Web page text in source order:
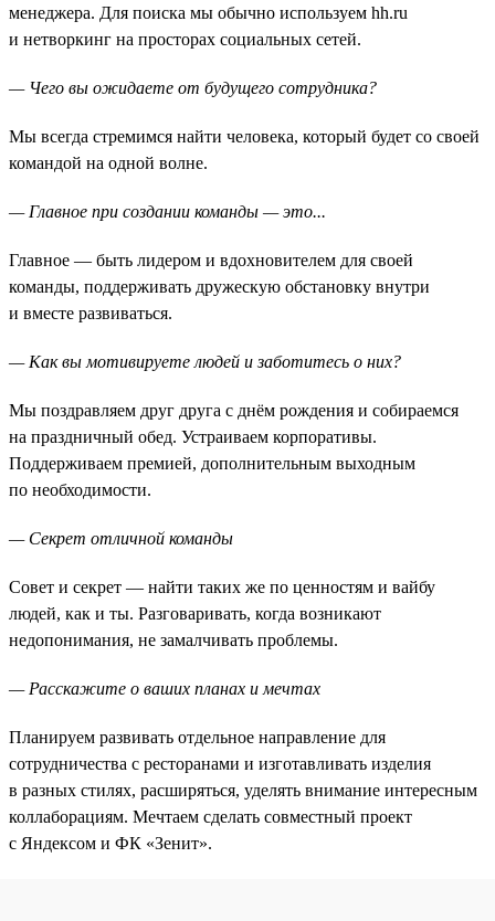
менеджера. Для поиска мы обычно используем hh.ru
и нетворкинг на просторах социальных сетей.
— Чего вы ожидаете от будущего сотрудника?
Мы всегда стремимся найти человека, который будет со своей
командой на одной волне.
— Главное при создании команды — это...
Главное — быть лидером и вдохновителем для своей
команды, поддерживать дружескую обстановку внутри
и вместе развиваться.
— Как вы мотивируете людей и заботитесь о них?
Мы поздравляем друг друга с днём рождения и собираемся
на праздничный обед. Устраиваем корпоративы.
Поддерживаем премией, дополнительным выходным
по необходимости.
— Секрет отличной команды
Совет и секрет — найти таких же по ценностям и вайбу
людей, как и ты. Разговаривать, когда возникают
недопонимания, не замалчивать проблемы.
— Расскажите о ваших планах и мечтах
Планируем развивать отдельное направление для
сотрудничества с ресторанами и изготавливать изделия
в разных стилях, расширяться, уделять внимание интересным
коллаборациям. Мечтаем сделать совместный проект
с Яндексом и ФК «Зенит».